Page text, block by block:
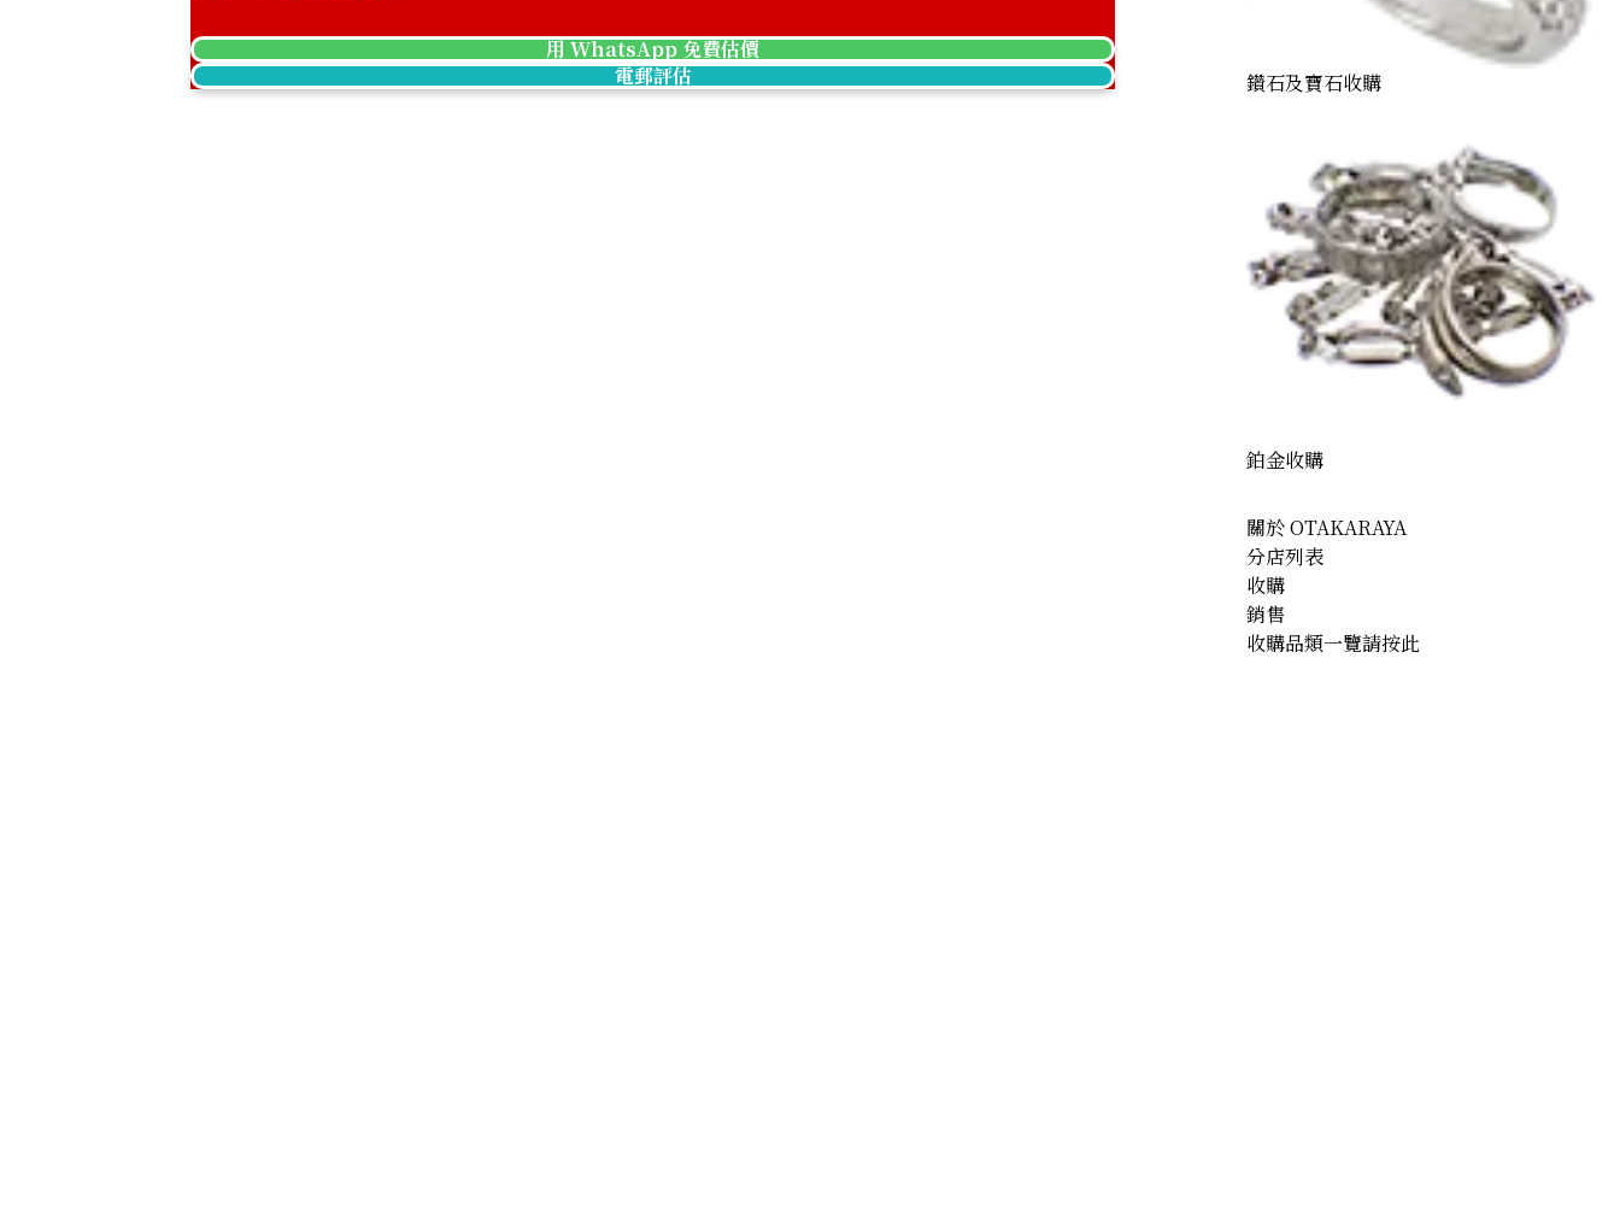
Platinum (Pt1000) Maple Leaf Coins: Two 1/2 oz coins and one 1/4 oz coin
Platinum (Pt1000) Tanaka Kikinzoku 16 medals
用 WhatsApp 免費估價
電郵評估
鑽石及寶石收購
鉑金收購
關於 OTAKARAYA
分店列表
收購
銷售
收購品類一覽請按此